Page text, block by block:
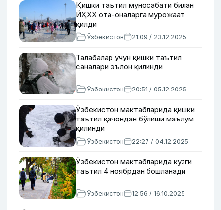
Қишки таътил муносабати билан
ЙҲХХ ота-оналарга мурожаат
қилди
Ўзбекистон 21:09 / 23.12.2025
Талабалар учун қишки таътил
саналари эълон қилинди
Ўзбекистон 20:51 / 05.12.2025
Ўзбекистон мактабларида қишки
таътил қачондан бўлиши маълум
қилинди
Ўзбекистон 22:27 / 04.12.2025
Ўзбекистон мактабларида кузги
таътил 4 ноябрдан бошланади
Ўзбекистон 12:56 / 16.10.2025